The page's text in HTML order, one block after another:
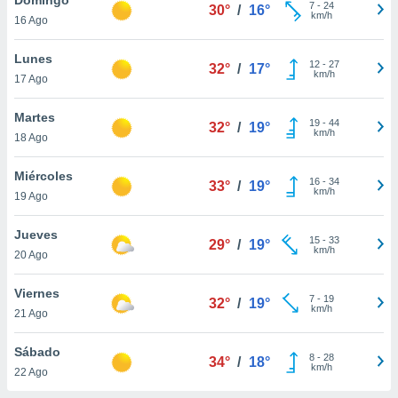
en
más
nuestra
de
cookies
aceptar
16 Ago
30° / 16° 7- 24
km/h
Lunes
17 Ago
32° / 17° 12- 27
km/h
Martes
18 Ago
32° / 19° 19- 44
km/h
Miércoles
19 Ago
33° / 19° 16- 34
km/h
Jueves
20 Ago
29° / 19° 15- 33
km/h
Viernes
21 Ago
32° / 19° 7- 19
km/h
Sábado
22 Ago
34° / 18° 8- 28
km/h